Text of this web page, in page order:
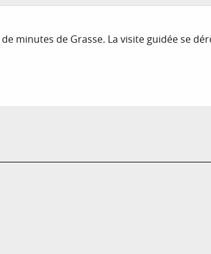
minutes de Grasse. La visite guidée se